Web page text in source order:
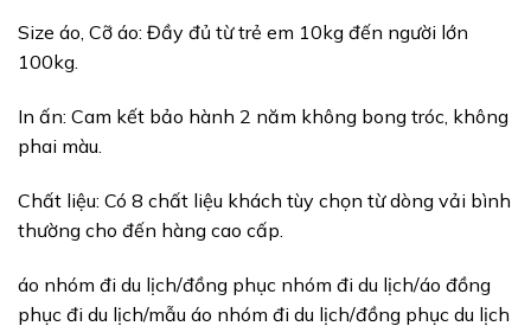
Size áo, Cỡ áo: Đầy đủ từ trẻ em 10kg đến người lớn
100kg.
In ấn: Cam kết bảo hành 2 năm không bong tróc, không
phai màu.
Chất liệu: Có 8 chất liệu khách tùy chọn từ dòng vải bình
thường cho đến hàng cao cấp.
áo nhóm đi du lịch/đồng phục nhóm đi du lịch/áo đồng
phục đi du lịch/mẫu áo nhóm đi du lịch/đồng phục du lịch